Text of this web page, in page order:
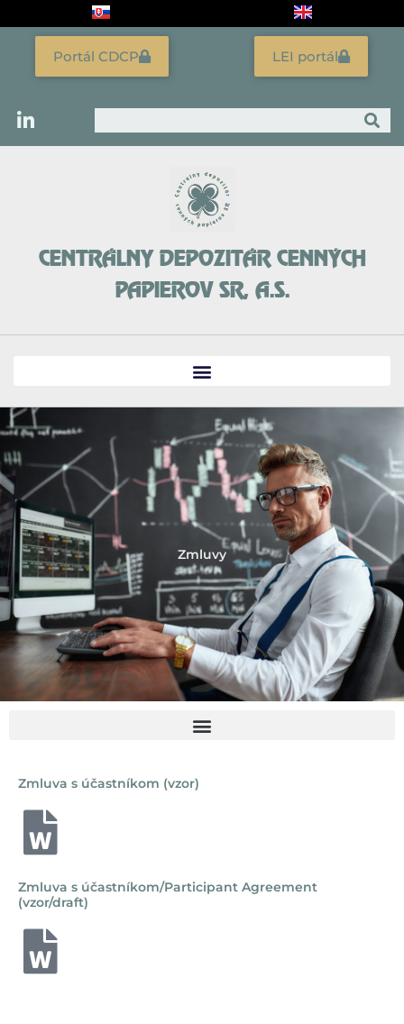
Vyhľadať
LEI portál
Portál CDCP
CENTRÁLNY DEPOZITÁR CENNÝCH
PAPIEROV SR, A.S.
Zmluvy
Zmluva s účastníkom (vzor)
Zmluva s účastníkom/Participant Agreement
(vzor/draft)